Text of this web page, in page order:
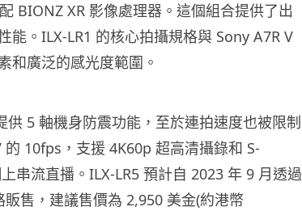
BIONZ XR 影像處理器。這個組合提供了出
能。ILX-LR1 的核心拍攝規格與 Sony A7R V
和廣泛的感光度範圍。
供 5 軸機身防震功能，至於連拍速度也被限制
10fps，支援 4K60p 超高清攝錄和 S-
串流直播。ILX-LR5 預計自 2023 年 9 月透過
售，建議售價為 2,950 美金(約港幣